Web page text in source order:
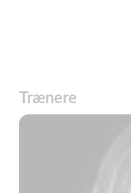
Trænere